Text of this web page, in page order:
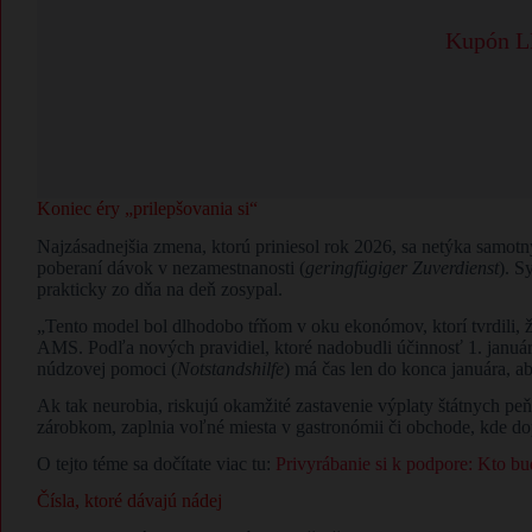
Kupón
Koniec éry „prilepšovania si“
Najzásadnejšia zmena, ktorú priniesol rok 2026, sa netýka
poberaní dávok v nezamestnanosti (geringfügiger Zuverdienst ).
prakticky zo dňa na deň zosypal.
„Tento model bol dlhodobo tŕňom v oku ekonómov, ktorí tvrdili,
AMS. Podľa nových pravidiel, ktoré nadobudli účinnosť 1.
núdzovej pomoci ( Notstandshilfe ) má čas len do konca januára,
Ak tak neurobia, riskujú okamžité zastavenie výplaty štátnych
zárobkom, zaplnia voľné miesta v gastronómii či obchode, kde
O tejto téme sa dočítate viac tu: Privyrábanie si k podpore: Kto
Čísla, ktoré dávajú nádej